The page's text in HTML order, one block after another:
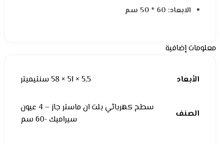
الابعاد: 60 * 50 سم
معلومات إضافية
الأبعاد 5,5 × 51 × 58 سنتيميتر
الصنف
سطح كهربائي بلت ان ماستر جاز – 4 عيون
سيراميك -60 سم